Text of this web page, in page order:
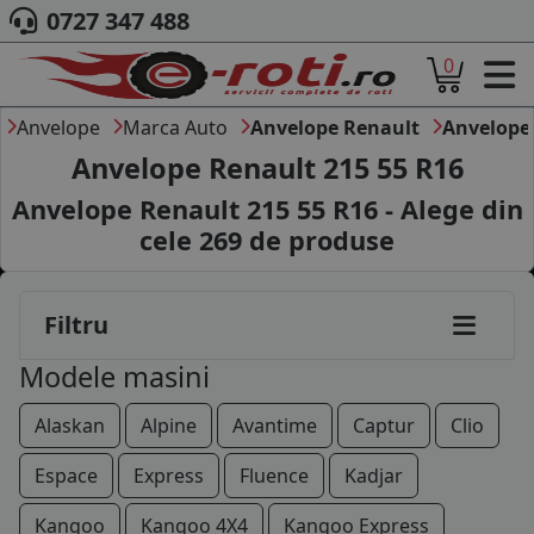
ACASA
DESPRE NOI
ANVELOPE
AUTO
CAMION
MOTO
MARCA AUTO
BLOG
B2B - COLABORARE COMPANII
CONT
0727 347 488
0
Anvelope Marca Auto Anvelope Renault Anvelope
Anvelope Renault 215 55 R16
Anvelope Renault 215 55 R16 - Alege din
cele 269 de produse
Filtru
Modele masini
Alaskan Alpine Avantime Captur
Clio
Espace
Express Fluence
Kadjar
Kangoo
Kangoo 4X4
Kangoo Express
195/60R15
195/65R15
195/70R15
205/55R15
205/60R15
215/65R15
225/50R15
185/50R16
185/55R16
185/75R16